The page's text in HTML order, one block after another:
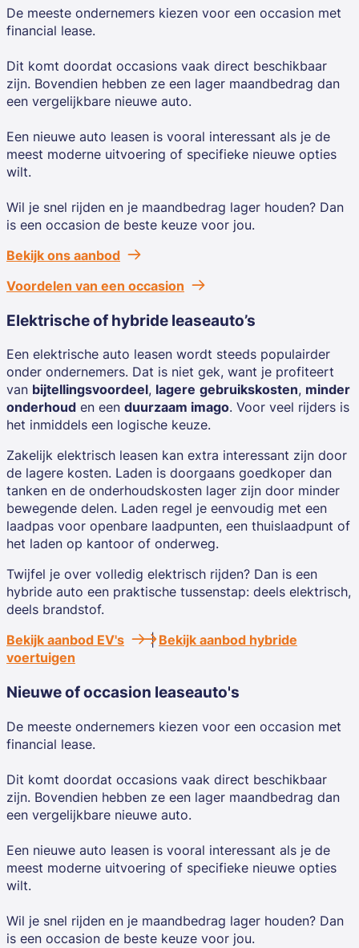
De meeste ondernemers kiezen voor een occasion met
financial lease.
Dit komt doordat occasions vaak direct beschikbaar
zijn. Bovendien hebben ze een lager maandbedrag dan
een vergelijkbare nieuwe auto.
Een nieuwe auto leasen is vooral interessant als je de
meest moderne uitvoering of specifieke nieuwe opties
wilt.
Wil je snel rijden en je maandbedrag lager houden? Dan
is een occasion de beste keuze voor jou.
Bekijk ons aanbod
Voordelen van een occasion
Elektrische of hybride leaseauto’s
Een elektrische auto leasen wordt steeds populairder
onder ondernemers. Dat is niet gek, want je profiteert
van bijtellingsvoordeel, lagere gebruikskosten, minder
onderhoud en een duurzaam imago. Voor veel rijders is
het inmiddels een logische keuze.
Zakelijk elektrisch leasen kan extra interessant zijn door
de lagere kosten. Laden is doorgaans goedkoper dan
tanken en de onderhoudskosten lager zijn door minder
bewegende delen. Laden regel je eenvoudig met een
laadpas voor openbare laadpunten, een thuislaadpunt of
het laden op kantoor of onderweg.
Twijfel je over volledig elektrisch rijden? Dan is een
hybride auto een praktische tussenstap: deels elektrisch,
deels brandstof.
Bekijk aanbod EV's
|Bekijk aanbod hybride
voertuigen
Nieuwe of occasion leaseauto's
De meeste ondernemers kiezen voor een occasion met
financial lease.
Dit komt doordat occasions vaak direct beschikbaar
zijn. Bovendien hebben ze een lager maandbedrag dan
een vergelijkbare nieuwe auto.
Een nieuwe auto leasen is vooral interessant als je de
meest moderne uitvoering of specifieke nieuwe opties
wilt.
Wil je snel rijden en je maandbedrag lager houden? Dan
is een occasion de beste keuze voor jou.